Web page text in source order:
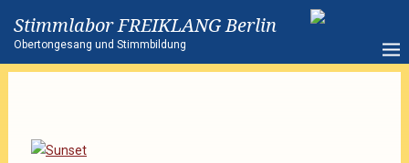
Stimmlabor FREIKLANG Berlin
Obertongesang und Stimmbildung